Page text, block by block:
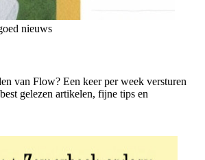
nieuws
van Flow? Een keer per week versturen
gelezen artikelen, fijne tips en